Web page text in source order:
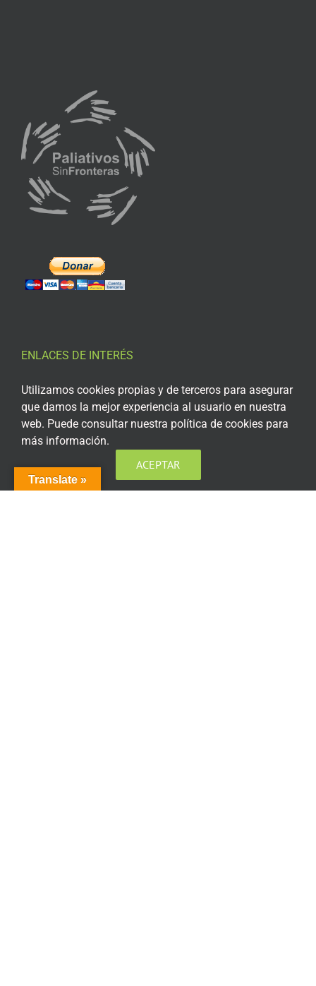
ENLACES DE INTERÉS
Aviso Legal
Política de privacidad
Política de privacidad Redes Sociales
Política de cookies
Translate »
Utilizamos cookies propias y de terceros para asegurar
que damos la mejor experiencia al usuario en nuestra
web. Puede consultar nuestra política de cookies para
más información.
ACEPTAR